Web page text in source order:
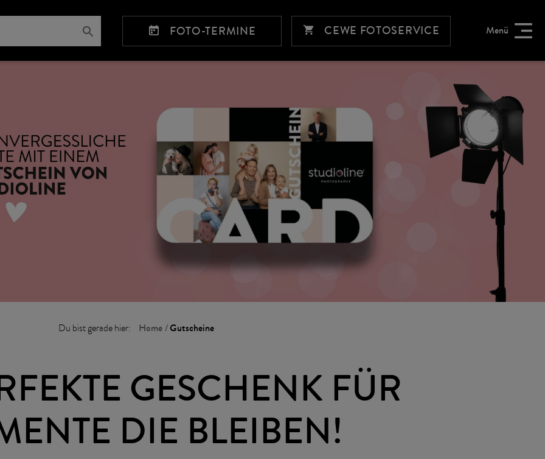
FOTO-TERMINE CEWE FOTOSERVICE Menü
Du bist gerade hier: Home/Gutscheine
GESCHENK FÜR
DIE BLEIBEN!